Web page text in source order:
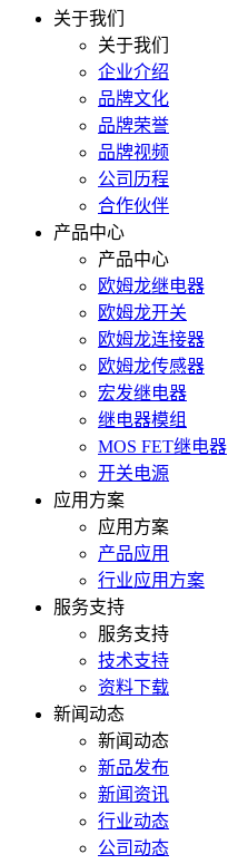
关于我们
关于我们
企业介绍
品牌文化
品牌荣誉
品牌视频
公司历程
合作伙伴
产品中心
产品中心
欧姆龙继电器
欧姆龙开关
欧姆龙连接器
欧姆龙传感器
宏发继电器
继电器模组
MOS FET继电器
开关电源
应用方案
应用方案
产品应用
行业应用方案
服务支持
服务支持
技术支持
资料下载
新闻动态
新闻动态
新品发布
新闻资讯
行业动态
公司动态